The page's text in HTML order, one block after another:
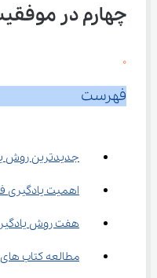
چهارم در
0
فهرست
جدیدترین روش
اهمیت یادگیری
هفت روش
مطالعه کتاب‌ های غیر درسی